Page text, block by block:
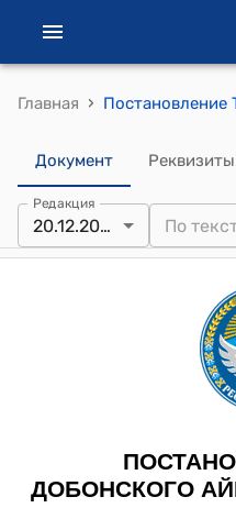
Главная ›
Документ Реквизиты
Редакция
20.12.2022